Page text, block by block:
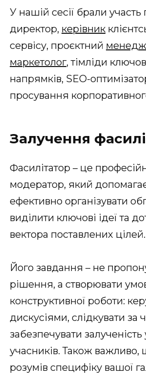
У нашій сесії брали
директор, керівник
сервісу, проєктний
маркетолог, тімліди
напрямків, SEO-
просування
Залучення
Фасилітатор – це
модератор, який
ефективно організувати
виділити ключові ідеї та
вектора поставлених цілей.
Його завдання – не
рішення, а створювати
конструктивної роботи:
дискусіями, слідкувати за
забезпечувати залученість
учасників. Також важливо,
розумів специфіку вашої